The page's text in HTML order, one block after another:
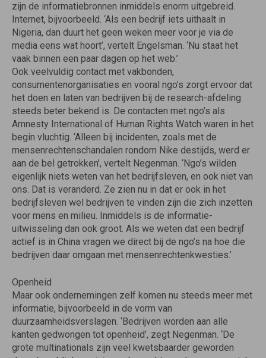
zijn de informatiebronnen inmiddels enorm uitgebreid.
Internet, bijvoorbeeld. ‘Als een bedrijf iets uithaalt in
Nigeria, dan duurt het geen weken meer voor je via de
media eens wat hoort’, vertelt Engelsman. ‘Nu staat het
vaak binnen een paar dagen op het web.’
Ook veelvuldig contact met vakbonden,
consumentenorganisaties en vooral ngo’s zorgt ervoor dat
het doen en laten van bedrijven bij de research-afdeling
steeds beter bekend is. De contacten met ngo’s als
Amnesty International of Human Rights Watch waren in het
begin vluchtig. ‘Alleen bij incidenten, zoals met de
mensenrechtenschandalen rondom Nike destijds, werd er
aan de bel getrokken’, vertelt Negenman. ‘Ngo’s wilden
eigenlijk niets weten van het bedrijfsleven, en ook niet van
ons. Dat is veranderd. Ze zien nu in dat er ook in het
bedrijfsleven wel bedrijven te vinden zijn die zich inzetten
voor mens en milieu. Inmiddels is de informatie-
uitwisseling dan ook groot. Als we weten dat een bedrijf
actief is in China vragen we direct bij de ngo’s na hoe die
bedrijven daar omgaan met mensenrechtenkwesties.’
Openheid
Maar ook ondernemingen zelf komen nu steeds meer met
informatie, bijvoorbeeld in de vorm van
duurzaamheidsverslagen. ‘Bedrijven worden aan alle
kanten gedwongen tot openheid’, zegt Negenman. ‘De
grote multinationals zijn veel kwetsbaarder geworden